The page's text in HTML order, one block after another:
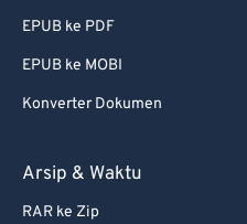
EPUB ke PDF
EPUB ke MOBI
Konverter Dokumen
Arsip & Waktu
RAR ke Zip